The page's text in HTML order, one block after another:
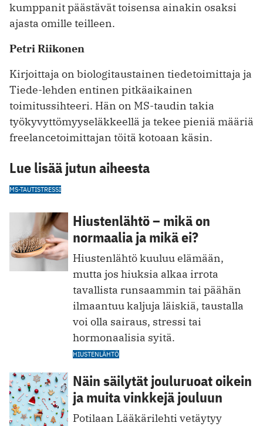
kumppanit päästävät toisensa ainakin osaksi
ajasta omille teilleen.
Petri Riikonen
Kirjoittaja on biologitaustainen tiedetoimittaja ja
Tiede-lehden entinen pitkäaikainen
toimitussihteeri. Hän on MS-taudin takia
työkyvyttömyyseläkkeellä ja tekee pieniä määriä
freelancetoimittajan töitä kotoaan käsin.
Lue lisää jutun aiheesta
MS-TAUTISTRESSI
Hiustenlähtö – mikä on
normaalia ja mikä ei?
Hiustenlähtö kuuluu elämään,
mutta jos hiuksia alkaa irrota
tavallista runsaammin tai päähän
ilmaantuu kaljuja läiskiä, taustalla
voi olla sairaus, stressi tai
hormonaalisia syitä.
HIUSTENLÄHTÖ
Näin säilytät jouluruoat oikein
ja muita vinkkejä jouluun
Potilaan Lääkärilehti vetäytyy